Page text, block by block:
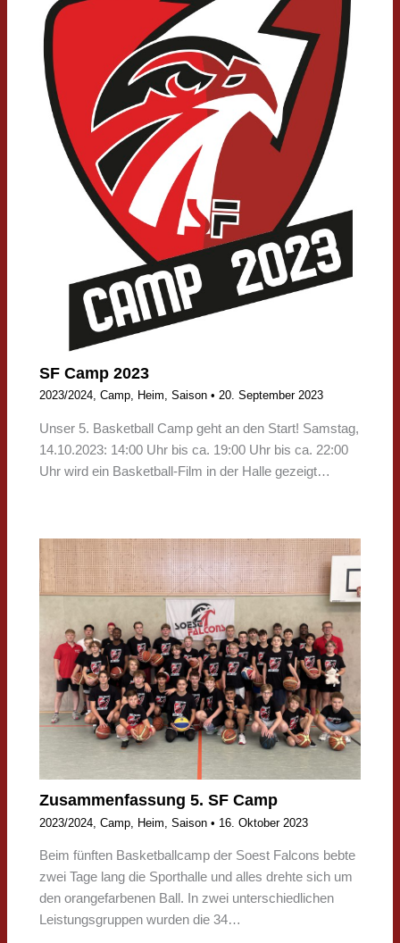
SF Camp 2023
2023/2024,Camp, Heim,Saison •20. September 2023
Unser 5. Basketball Camp geht an den Start! Samstag,
14.10.2023: 14:00 Uhr bis ca. 19:00 Uhr bis ca. 22:00
Uhr wird ein Basketball-Film in der Halle gezeigt…
Zusammenfassung 5. SF Camp
2023/2024 ,Camp Heim ,Saison • 16. Oktober 2023
Beim fünften Basketballcamp der Soest Falcons bebte
zwei Tage lang die Sporthalle und alles drehte sich um
den orangefarbenen Ball. In zwei unterschiedlichen
Leistungsgruppen wurden die 34…